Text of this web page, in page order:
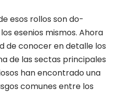
esos rollos son do­
esenios mismos. Aho­ra
de conocer en detalle los
de las sectas princi­pales
han encon­trado una
comunes entre los